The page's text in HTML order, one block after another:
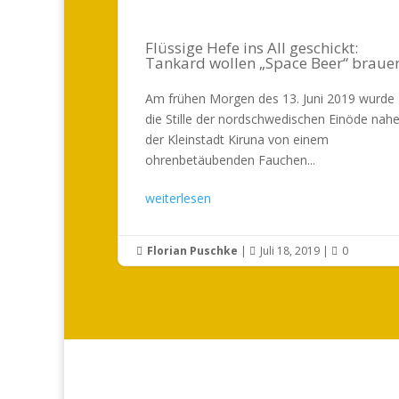
Flüssige Hefe ins All geschickt:
Tankard wollen „Space Beer“
Am frühen Morgen des 13. Juni 2019 wurde
die Stille der nordschwedischen Einöde nahe
der Kleinstadt Kiruna von einem
ohrenbetäubenden Fauchen...
weiterlesen
 Florian Puschke |  Juli 18, 2019 |  0